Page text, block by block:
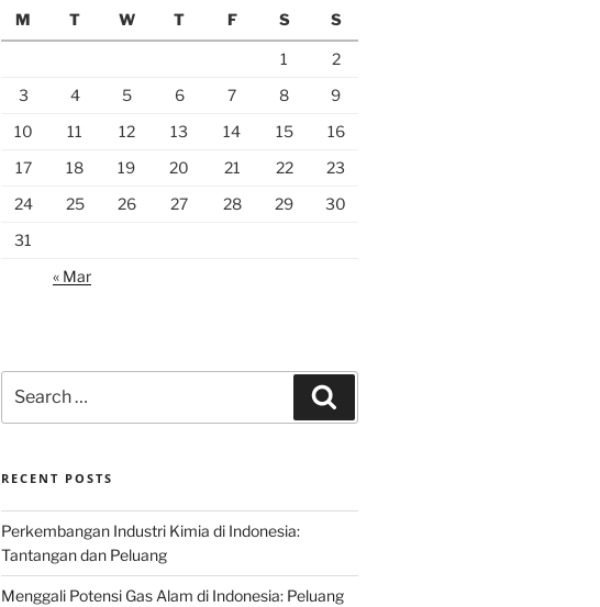
M
T W T F S S
1
2
3
4 5 6 7 8
9
10
11 12 13 14 15
16
17
18 19 20 21 22
23
24
25 26 27 28 29
30
31
« Mar
for:
RECENT POSTS
Perkembangan Industri Kimia di Indonesia:
Tantangan dan Peluang
Menggali Potensi Gas Alam di Indonesia: Peluang